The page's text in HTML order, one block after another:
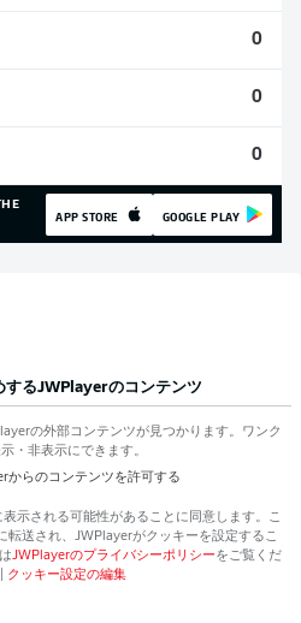
0
0
0
APP STORE GOOGLE PLAY
するJWPlayerのコンテンツ
の外部コンテンツが見つかります。ワンク
・非表示にできます。
からのコンテンツを許可する
示される可能性があることに同意します。こ
転送され、 JWPlayerがクッキーを設定するこ
JWPlayerのプライバシーポリシーをご覧くだ
クッキー設定の編集